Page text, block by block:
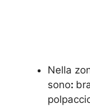
Nella
sono: